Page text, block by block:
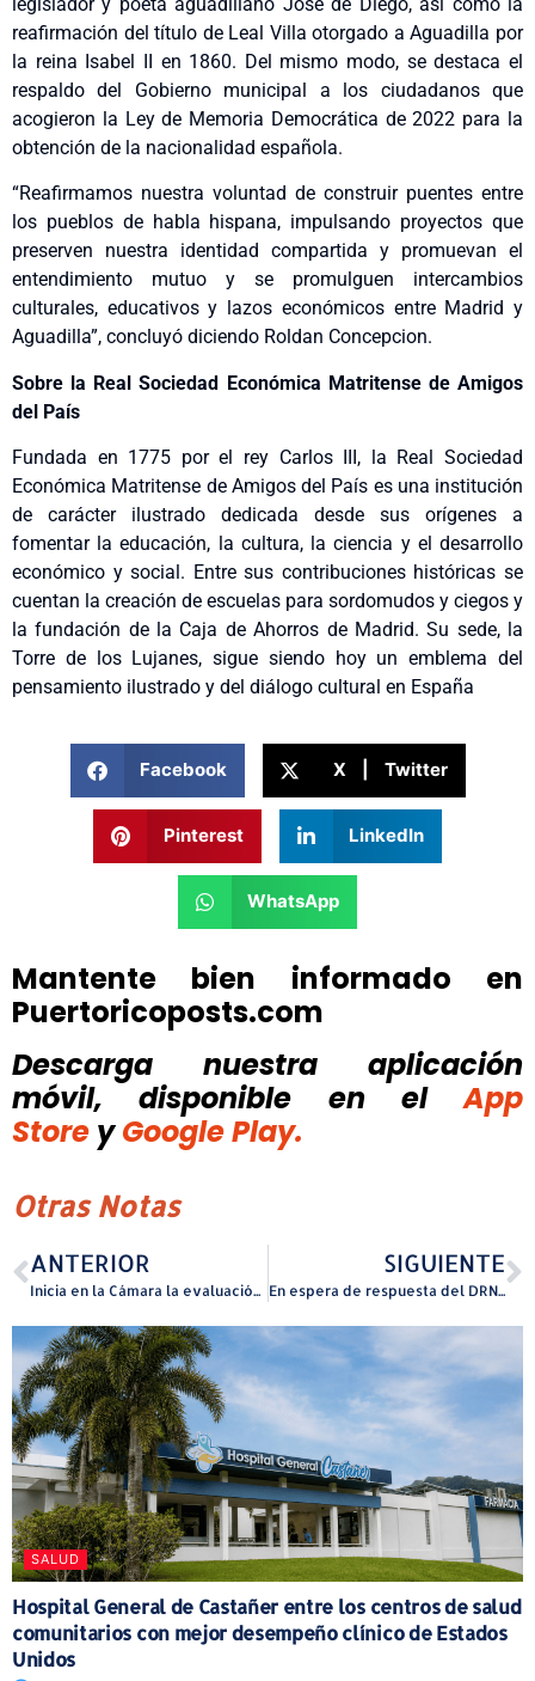
reafirmación del título de Leal Villa otorgado a Aguadilla por
la reina Isabel II en 1860. Del mismo modo, se destaca el
respaldo del Gobierno municipal a los ciudadanos que
acogieron la Ley de Memoria Democrática de 2022 para la
obtención de la nacionalidad española.
“Reafirmamos nuestra voluntad de construir puentes entre
los pueblos de habla hispana, impulsando proyectos que
preserven nuestra identidad compartida y promuevan el
entendimiento mutuo y se promulguen intercambios
culturales, educativos y lazos económicos entre Madrid y
Aguadilla”, concluyó diciendo Roldan Concepcion.
Sobre la Real Sociedad Económica Matritense de Amigos
del País
Fundada en 1775 por el rey Carlos III, la Real Sociedad
Económica Matritense de Amigos del País es una institución
de carácter ilustrado dedicada desde sus orígenes a
fomentar la educación, la cultura, la ciencia y el desarrollo
económico y social. Entre sus contribuciones históricas se
cuentan la creación de escuelas para sordomudos y ciegos y
la fundación de la Caja de Ahorros de Madrid. Su sede, la
Torre de los Lujanes, sigue siendo hoy un emblema del
pensamiento ilustrado y del diálogo cultural en España
Facebook X | Twitter
Pinterest LinkedIn
WhatsApp
Mantente bien informado en
Puertoricoposts.com
Descarga nuestra aplicación
móvil, disponible
en el
App
Store y Google Play.
Otras Notas
ANTERIOR
Inicia en la Cámara la evaluación del Código Municipal sobre salarios de alcaldes
SIGUIENTE
En espera de respuesta del DRNA sobre futuro del zoológico
SALUD
Hospital General de Castañer entre los centros de salud
comunitarios con mejor desempeño clínico de Estados
Unidos